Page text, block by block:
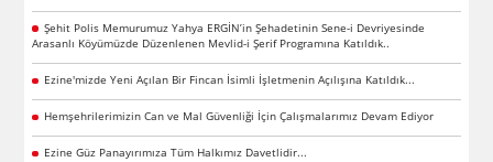
Şehit Polis Memurumuz Yahya ERGİN’in Şehadetinin Sene-i Devriyesinde
Arasanlı Köyümüzde Düzenlenen Mevlid-i Şerif Programına Katıldık..
Ezine'mizde Yeni Açılan Bir Fincan İsimli İşletmenin Açılışına Katıldık...
Hemşehrilerimizin Can ve Mal Güvenliği İçin Çalışmalarımız Devam Ediyor
Ezine Güz Panayırımıza Tüm Halkımız Davetlidir...